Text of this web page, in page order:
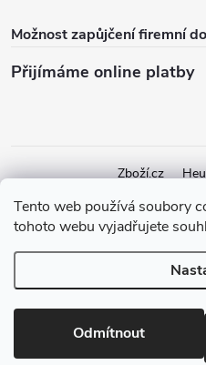
Tento web používá soubory
tohoto webu vyjadřujete
Odmítnout
Možnost zapůjčení firemní
Přijímáme online platby
Zboží.cz